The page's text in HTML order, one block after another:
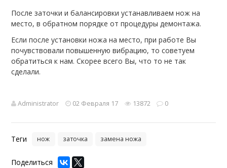
После заточки и балансировки устанавливаем нож на
место, в обратном порядке от процедуры демонтажа.
Если после установки ножа на место, при работе Вы
почувствовали повышенную вибрацию, то советуем
обратиться к нам. Скорее всего Вы, что то не так
сделали.
Administrator 02 Февраля 17 13872 0
Теги нож заточка замена ножа
Поделиться